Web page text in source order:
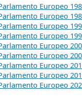
Europeo
Europeo
Europeo
Europeo
Europeo
Europeo
Europeo
Europeo
Europeo